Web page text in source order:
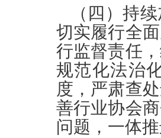
（四）持
切实履行全
行监督责任
规范化法治
度，严肃查
善行业协会
问题，一体